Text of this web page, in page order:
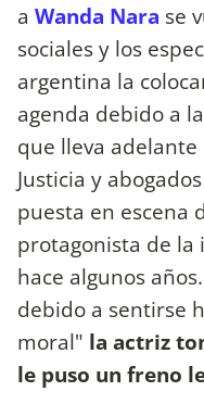
a Wanda Nara se
sociales y los
argentina la
agenda debido a
que lleva adelante
Justicia y
puesta en escena
protagonista de
hace algunos
debido a sentirse
moral" la actriz
le puso un freno